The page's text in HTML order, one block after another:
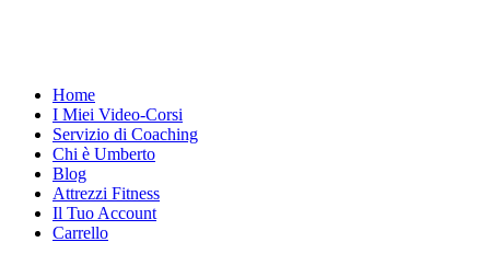
Home
I Miei Video-Corsi
Servizio di Coaching
Chi è Umberto
Blog
Attrezzi Fitness
Il Tuo Account
Carrello